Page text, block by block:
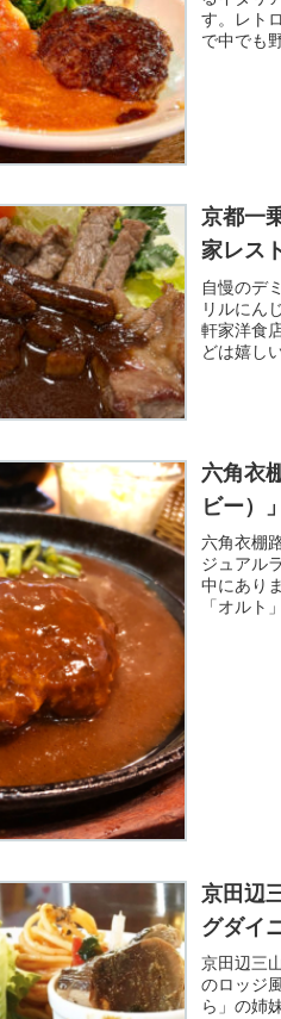
す。レト
で中でも
京都一
家レス
自慢のデ
リルにん
軒家洋食
どは嬉し
六角衣
ビー）
六角衣棚
ジュアル
中にあり
「オルト
京田辺
グダイ
京田辺三
のロッジ
ら」の姉